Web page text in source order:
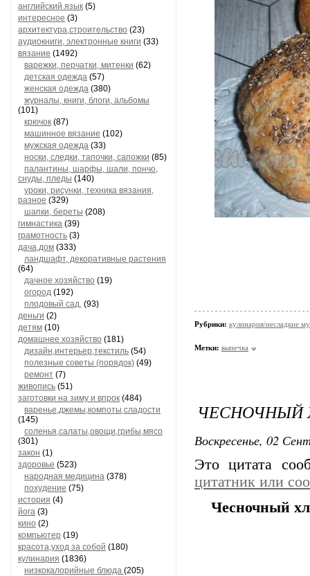
английский язык (5)
интересное (3)
архитектура,строительство (23)
аудиокниги, электронные книги (33)
вязание (1492)
варежки, перчатки, митенки (62)
детская одежда (57)
женская одежда (380)
журналы, книги, блоги, альбомы
(101)
крючок (87)
машинное вязание (102)
мужская одежда (33)
носки, следки, тапочки, сапожки (85)
палантины, шарфы, шали, пончо,
снуды, пледы (140)
уроки, рисунки, техника вязания,
разное (329)
шапки, береты (208)
гимнастика (39)
грамотность (3)
дача,дом (333)
ландшафт, декоративные растения
(64)
дачное хозяйство (19)
огород (192)
плодовый сад, (93)
деньги (2)
детям (10)
домашнее хозяйство (181)
дизайн,интерьер,текстиль (54)
полезные советы (порядок) (49)
ремонт (7)
живопись (51)
заготовки на зиму и впрок (484)
варенье,джемы,компоты,сладости
(145)
соленья,салаты,овощи,грибы,мясо
(301)
закон (1)
здоровье (523)
народная медицина (378)
похудение (75)
история (4)
йога (3)
кино (2)
компьютер (19)
красота,уход за собой (180)
кулинария (1836)
низкокалорийные блюда (205)
Рубрики: кулинария/несладкие
Метки: выпечка
ЧЕСНОЧНЫЙ
Воскресенье, 02
Это цитата
цитатник или
Чесночный